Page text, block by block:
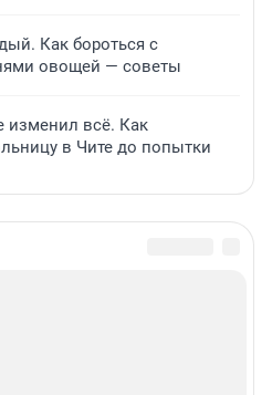
Как бороться с
овощей — советы
изменил всё. Как
в Чите до попытки